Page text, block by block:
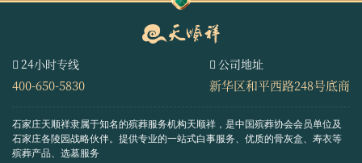
24小时专线
400-650-5830
公司地址
新华区和平西路248号底商
石家庄天顺祥隶属于知名的殡葬服务机构天顺祥，是中国殡葬协会会员单位及
石家庄各陵园战略伙伴。 提供专业的一站式白事服务、优质的骨灰盒、寿衣等
殡葬产品、选墓服务